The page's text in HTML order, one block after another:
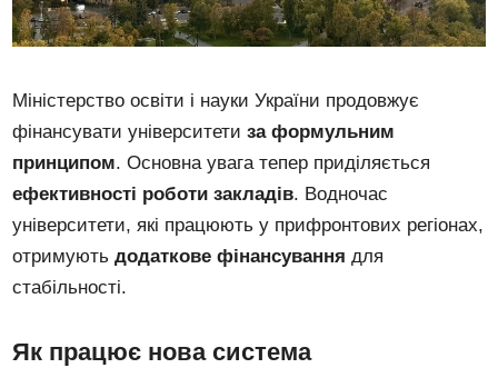
Міністерство освіти і науки України продовжує
фінансувати університетиза формульним
принципом. Основна увага тепер приділяється
ефективності роботи закладів. Водночас
університети, які працюють у прифронтових регіонах,
отримуютьдодаткове фінансування для
стабільності.
Як працює нова система